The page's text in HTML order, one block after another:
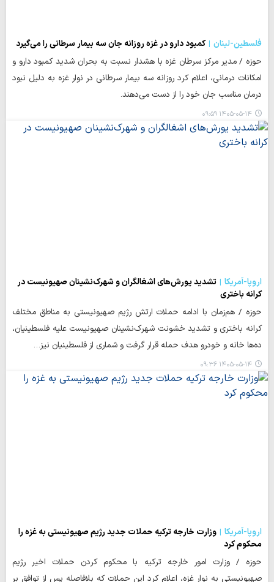
فلسطین-لبنان
کمبود دارو در غزه روزانه جان سه بیمار سرطانی را می‌گیرد
حوزه / مدیر مرکز سرطان غزه با هشدار نسبت به بحران شدید کمبود دارو و
امکانات درمانی، اعلام کرد روزانه سه بیمار سرطانی در نوار غزه به دلیل نبود
درمان مناسب جان خود را از دست می‌دهند.
۱۴۰۵-۰۵-۱۴ ۰۹:۵۹
اروپا-آمریکا
تشدید یورش‌های اشغالگران و شهرک‌نشینان صهیونیست در
کرانه باختری
حوزه / هم‌زمان با ادامه حملات ارتش رژیم صهیونیستی به مناطق مختلف
کرانه باختری و تشدید خشونت شهرک‌نشینان صهیونیست علیه فلسطینیان،
ده‌ها خانه و خودرو هدف حمله قرار گرفت و شماری از فلسطینیان نیز…
۱۴۰۵-۰۵-۱۴ ۰۹:۳۶
اروپا-آمریکا
وزارت خارجه ترکیه حملات جدید رژیم صهیونیستی به غزه را
محکوم کرد
حوزه / وزارت امور خارجه ترکیه با محکوم کردن حملات اخیر رژیم
صهیونیستی به نوار غزه، اعلام کرد این حملات که بلافاصله پس از توافق بر